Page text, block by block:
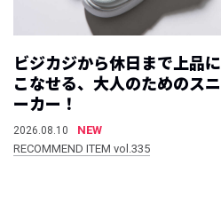
ビジカジから休日まで上品に
こなせる、大人のためのスニ
ーカー！
2026.08.10
NEW
RECOMMEND ITEM vol.335